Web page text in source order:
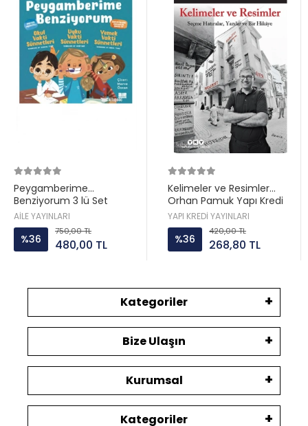
Peygamberime
Benziyorum 3 lü Set
Hatice Kübra Tongar Aile
Yayın
AİLE YAYINLARI
%36
750,00 TL
480,00 TL
Kelimeler ve Resimler
Orhan Pamuk Yapı Kredi
YAPI KREDİ YAYINLARI
%36
420,00 TL
268,80 TL
Kategoriler
Bize Ulaşın
Kurumsal
Kategoriler